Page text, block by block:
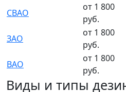
СВАО
от 1 800
руб.
ЗАО
от 1 800
руб.
ВАО
от 1 800
руб.
Виды и типы